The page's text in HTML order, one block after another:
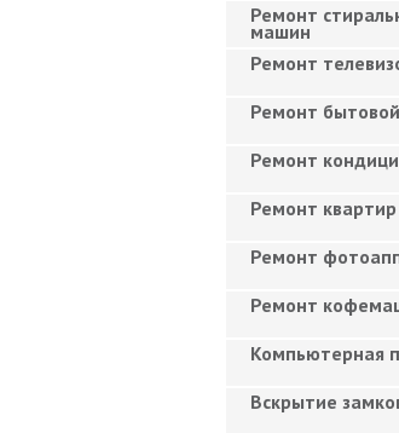
Ремонт
машин
Ремонт
Ремонт
Ремонт
Ремонт квартир
Ремонт
Ремонт
Компьютерная
Вскрытие